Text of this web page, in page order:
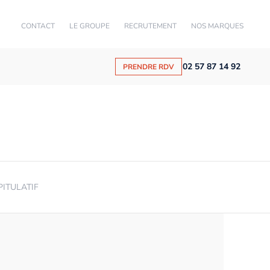
CONTACT LE GROUPE RECRUTEMENT NOS MARQUES
PRENDRE RDV 02 57 87 14 92